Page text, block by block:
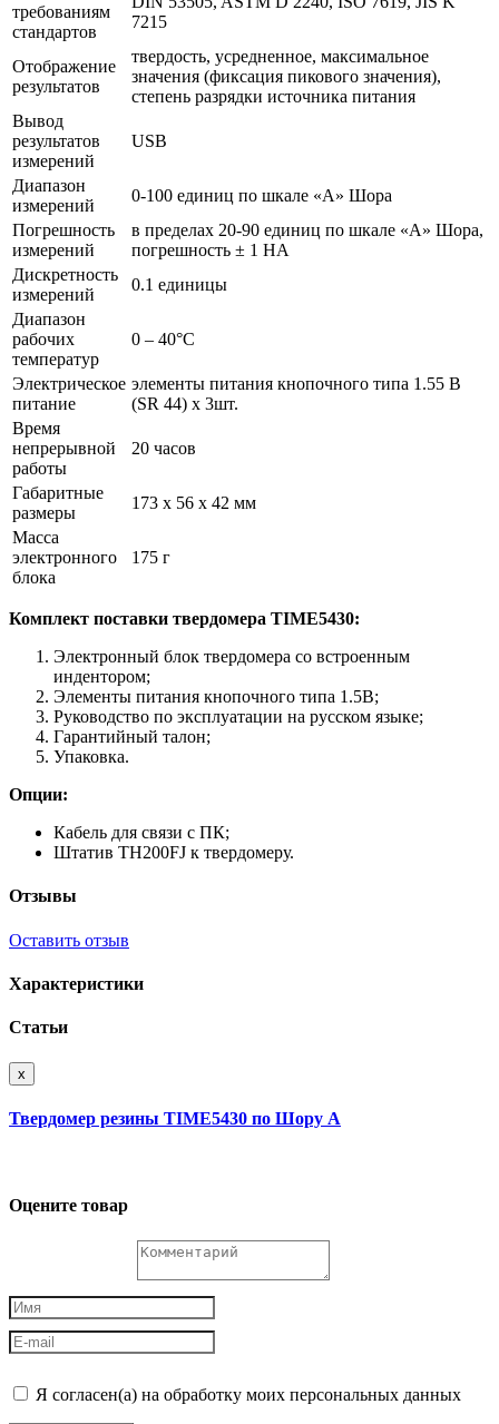
требованиям
стандартов
7215
Отображение
результатов
твердость, усредненное, максимальное
значения (фиксация пикового значения),
степень разрядки источника питания
Вывод
результатов
измерений
USB
Диапазон
измерений
0-100 единиц по шкале «А» Шора
Погрешность
измерений
в пределах 20-90 единиц по шкале «А» Шора,
погрешность ± 1 HA
Дискретность
измерений
0.1 единицы
Диапазон
рабочих
температур
0 – 40°С
Электрическое
питание
элементы питания кнопочного типа 1.55 В
(SR 44) x 3шт.
Время
непрерывной
работы
20 часов
Габаритные
размеры
173 x 56 x 42 мм
Масса
электронного
блока
175 г
Комплект поставки твердомера TIME5430:
Электронный блок твердомера со встроенным
индентором;
Элементы питания кнопочного типа 1.5В;
Руководство по эксплуатации на русском языке;
Гарантийный талон;
Упаковка.
Опции:
Кабель для связи с ПК;
Штатив TH200FJ к твердомеру.
Отзывы
Оставить отзыв
Характеристики
Статьи
x
Твердомер резины TIME5430 по Шору А
Оцените товар
Я согласен(а) на обработку моих персональных данных